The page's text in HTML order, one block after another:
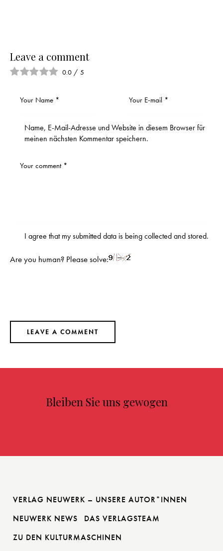
Leave a comment
0.0 / 5
Name, E-Mail-Adresse und Website in diesem Browser für
meinen nächsten Kommentar speichern.
I agree that my submitted data is beingcollected and stored.
Are you human? Please solve:
Bleiben Sie uns gewogen
VERLAG NEUWERK – UNSERE AUTOR*INNEN
NEUWERK NEWS
DAS VERLAGSTEAM
ZU DEN KULTURMASCHINEN